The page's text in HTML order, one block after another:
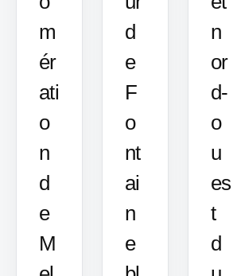
m
ér
ati
o
n
d
e
M
d
e
F
o
nt
ai
n
e
n
or
d-
o
u
es
t
d